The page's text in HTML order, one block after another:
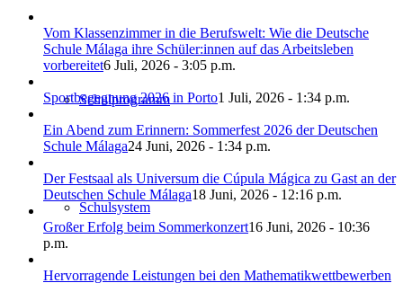
Schulprogramm
Schulsystem
Vom Klassenzimmer in die Berufswelt: Wie die Deutsche
Schule Málaga ihre Schüler:innen auf das Arbeitsleben
vorbereitet6 Juli, 2026 - 3:05 p.m.
Sportbegegnung 2026 in Porto1 Juli, 2026 - 1:34 p.m.
Ein Abend zum Erinnern: Sommerfest 2026 der Deutschen
Schule Málaga24 Juni, 2026 - 1:34 p.m.
Der Festsaal als Universum die Cúpula Mágica zu Gast an der
Deutschen Schule Málaga18 Juni, 2026 - 12:16 p.m.
Großer Erfolg beim Sommerkonzert16 Juni, 2026 - 10:36
p.m.
Hervorragende Leistungen bei den Mathematikwettbewerben